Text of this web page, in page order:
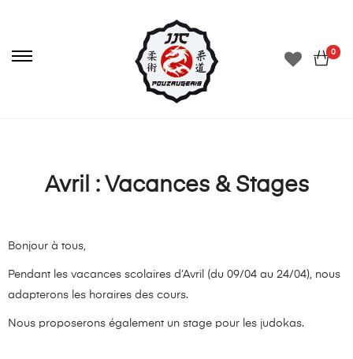
0
Avril : Vacances & Stages
Bonjour à tous,
Pendant les vacances scolaires d’Avril (du 09/04 au 24/04), nous
adapterons les horaires des cours.
Nous proposerons également un stage pour les judokas.